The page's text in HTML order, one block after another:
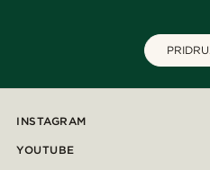
INSTAGRAM
YOUTUBE